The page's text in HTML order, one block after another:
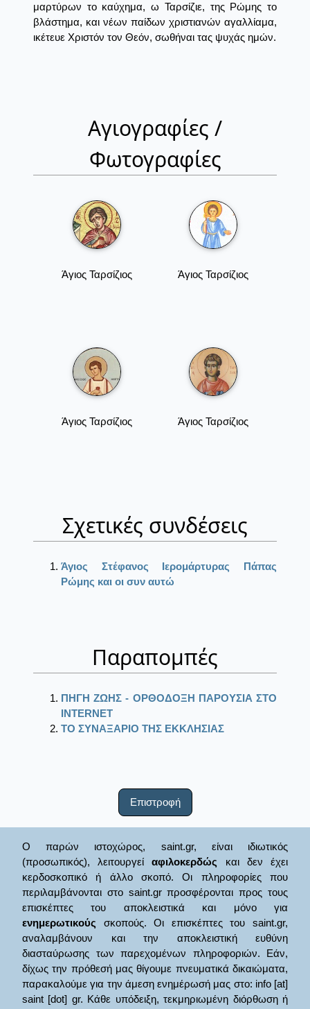
μαρτύρων το καύχημα, ω Ταρσίζιε, της Ρώμης το
βλάστημα, και νέων παίδων χριστιανών αγαλλίαμα,
ικέτευε Χριστόν τον Θεόν, σωθήναι τας ψυχάς ημών.
Αγιογραφίες /
Φωτογραφίες
Άγιος Ταρσίζιος Άγιος Ταρσίζιος
Άγιος Ταρσίζιος Άγιος Ταρσίζιος
Σχετικές συνδέσεις
Άγιος Στέφανος Ιερομάρτυρας Πάπας
Ρώμης και οι συν αυτώ
Παραπομπές
ΠΗΓΗ ΖΩΗΣ - ΟΡΘΟΔΟΞΗ ΠΑΡΟΥΣΙΑ ΣΤΟ
ΙΝΤΕRΝΕΤ
ΤΟ ΣΥΝΑΞΑΡΙΟ ΤΗΣ ΕΚΚΛΗΣΙΑΣ
Επιστροφή
Ο παρών ιστοχώρος, saint.gr, είναι ιδιωτικός
(προσωπικός), λειτουργείαφιλοκερδώς και δεν έχει
κερδοσκοπικό ή άλλο σκοπό. Οι πληροφορίες που
περιλαμβάνονται στο saint.gr προσφέρονται προς τους
επισκέπτες του αποκλειστικά και μόνο για
ενημερωτικούς σκοπούς. Οι επισκέπτες του saint.gr,
αναλαμβάνουν και την αποκλειστική ευθύνη
διασταύρωσης των παρεχομένων πληροφοριών. Εάν,
δίχως την πρόθεσή μας θίγουμε πνευματικά δικαιώματα,
παρακαλούμε για την άμεση ενημέρωσή μας στο: info [at]
saint [dot] gr. Κάθε υπόδειξη, τεκμηριωμένη διόρθωση ή